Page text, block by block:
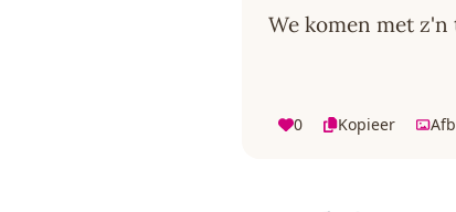
We komen met z'n
0 Kopieer